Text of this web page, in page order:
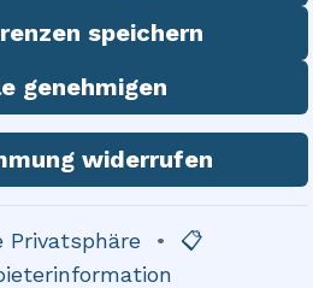
von
Identität
Erkenntnis, dass
gewaltigen
ist,
speichern
genehmigen
widerrufen
Privatsphäre • 📋